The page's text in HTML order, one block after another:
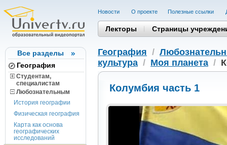
Все разделы
География
Студентам,
cпециалистам
Любознательным
История географии
Физическая география
Карта как основа
географических
исследований
Новости О проекте Полезные cсылки
Лекторы Страницы
География /
культура / Моя планета /
Колумбия часть 1